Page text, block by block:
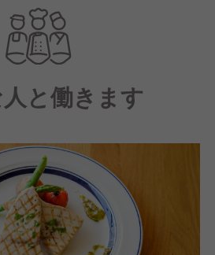
統の味を伝える「メゾンカイザ
パンを提供しており、特別に開
粉やバターを使用し「料理に合
た。
と働きます